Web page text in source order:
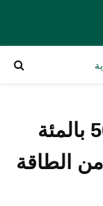
الصين تساهم بأكثر من 50 بالمئة
من الطاقة